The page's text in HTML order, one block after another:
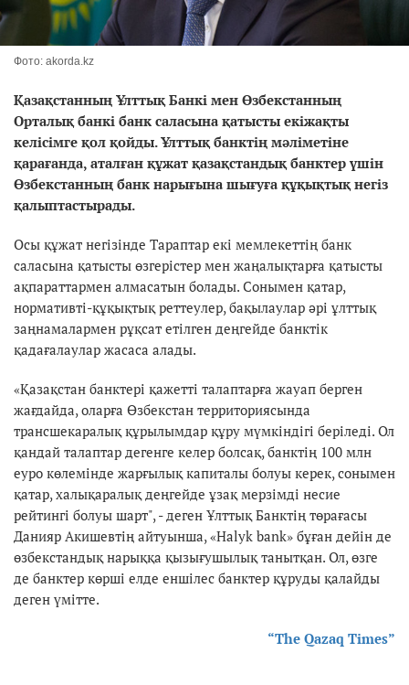
Фото: akorda.kz
Қазақстанның Ұлттық Банкі мен Өзбекстанның
Орталық банкі банк саласына қатысты екіжақты
келісімге қол қойды. Ұлттық банктің мәліметіне
қарағанда, аталған құжат қазақстандық банктер үшін
Өзбекстанның банк нарығына шығуға құқықтық негіз
қалыптастырады.
Осы құжат негізінде Тараптар екі мемлекеттің банк
саласына қатысты өзгерістер мен жаңалықтарға қатысты
ақпараттармен алмасатын болады. Сонымен қатар,
нормативті-құқықтық реттеулер, бақылаулар әрі ұлттық
заңнамалармен рұқсат етілген деңгейде банктік
қадағалаулар жасаса алады.
«Қазақстан банктері қажетті талаптарға жауап берген
жағдайда, оларға Өзбекстан территориясында
трансшекаралық құрылымдар құру мүмкіндігі беріледі. Ол
қандай талаптар дегенге келер болсақ, банктің 100 млн
еуро көлемінде жарғылық капиталы болуы керек, сонымен
қатар, халықаралық деңгейде ұзақ мерзімді несие
рейтингі болуы шарт", - деген Ұлттық Банктің төрағасы
Данияр Акишевтің айтуынша, «Halyk bank» бұған дейін де
өзбекстандық нарыққа қызығушылық танытқан. Ол, өзге
де банктер көрші елде еншілес банктер құруды қалайды
деген үмітте.
“The Qazaq Times”